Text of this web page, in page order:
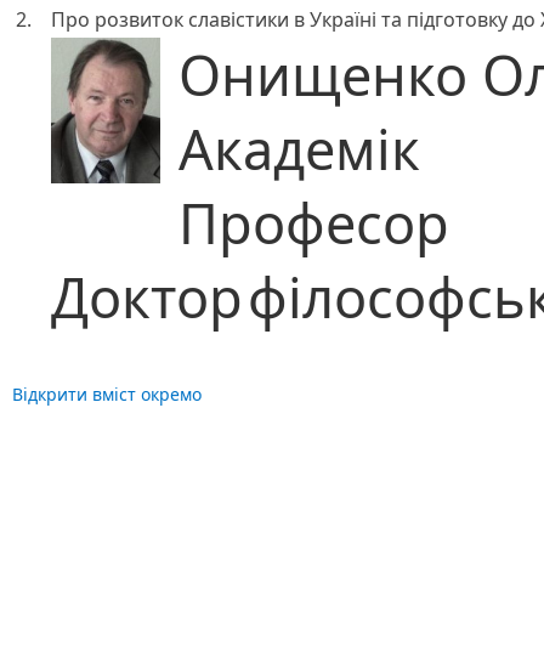
2. Про розвиток славістики в Україні та підготовку до
Онищенко
Академік
Професор
Доктор
Відкрити вміст окремо